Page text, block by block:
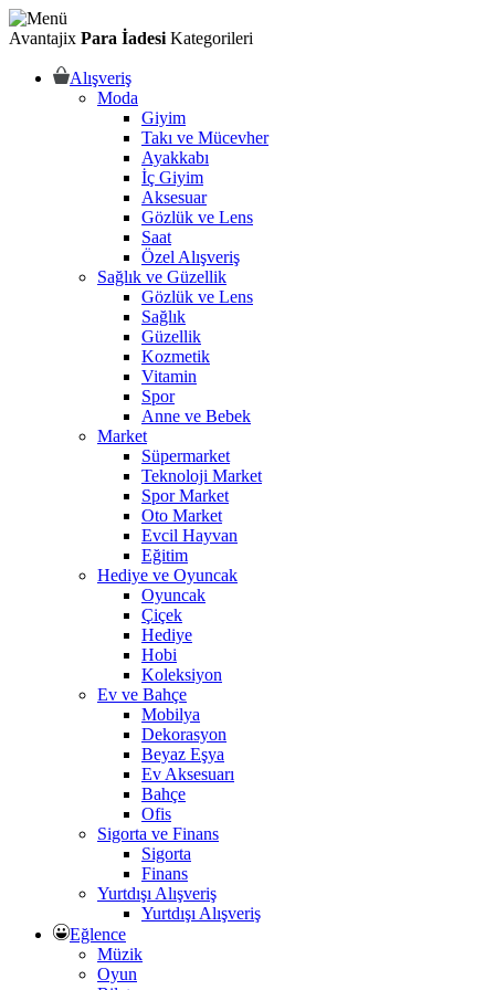
Avantajix Para İadesi Kategorileri
Alışveriş
Moda
Giyim
Takı ve Mücevher
Ayakkabı
İç Giyim
Aksesuar
Gözlük ve Lens
Saat
Özel Alışveriş
Sağlık ve Güzellik
Gözlük ve Lens
Sağlık
Güzellik
Kozmetik
Vitamin
Spor
Anne ve Bebek
Market
Süpermarket
Teknoloji Market
Spor Market
Oto Market
Evcil Hayvan
Eğitim
Hediye ve Oyuncak
Oyuncak
Çiçek
Hediye
Hobi
Koleksiyon
Ev ve Bahçe
Mobilya
Dekorasyon
Beyaz Eşya
Ev Aksesuarı
Bahçe
Ofis
Sigorta ve Finans
Sigorta
Finans
Yurtdışı Alışveriş
Yurtdışı Alışveriş
Eğlence
Müzik
Oyun